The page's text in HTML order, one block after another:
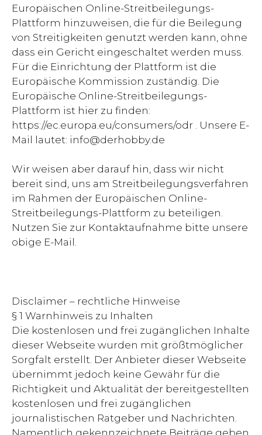
Europäischen Online-Streitbeilegungs-
Plattform hinzuweisen, die für die Beilegung
von Streitigkeiten genutzt werden kann, ohne
dass ein Gericht eingeschaltet werden muss.
Für die Einrichtung der Plattform ist die
Europäische Kommission zuständig. Die
Europäische Online-Streitbeilegungs-
Plattform ist hier zu finden:
https://ec.europa.eu/consumers/odr . Unsere E-
Mail lautet: info@derhobby.de
Wir weisen aber darauf hin, dass wir nicht
bereit sind, uns am Streitbeilegungsverfahren
im Rahmen der Europäischen Online-
Streitbeilegungs-Plattform zu beteiligen.
Nutzen Sie zur Kontaktaufnahme bitte unsere
obige E-Mail.
Disclaimer – rechtliche Hinweise
§ 1 Warnhinweis zu Inhalten
Die kostenlosen und frei zugänglichen Inhalte
dieser Webseite wurden mit größtmöglicher
Sorgfalt erstellt. Der Anbieter dieser Webseite
übernimmt jedoch keine Gewähr für die
Richtigkeit und Aktualität der bereitgestellten
kostenlosen und frei zugänglichen
journalistischen Ratgeber und Nachrichten.